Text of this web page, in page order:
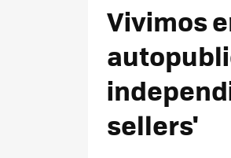
Vivimos
sellers'